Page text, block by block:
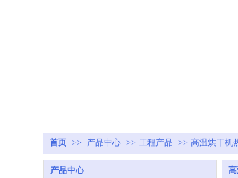
首页 >> 产品中心 >> 工程产品 >> 高温烘干机
产品中心